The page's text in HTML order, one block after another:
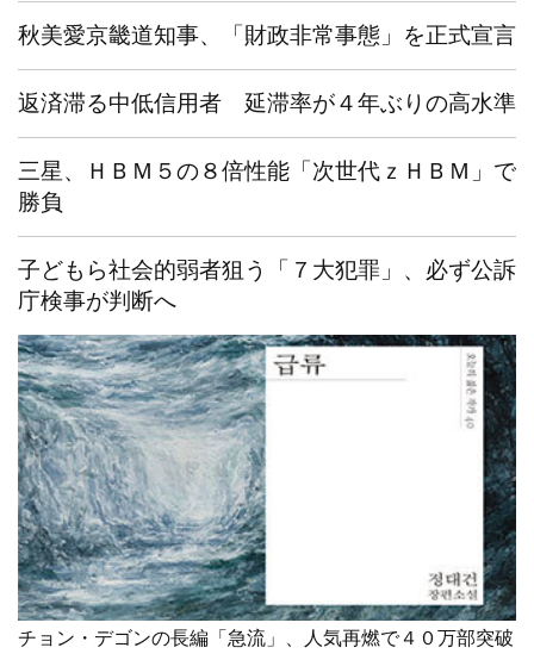
秋美愛京畿道知事、「財政非常事態」を正式宣言
返済滞る中低信用者 延滞率が４年ぶりの高水準
三星、ＨＢＭ５の８倍性能「次世代ｚＨＢＭ」で
勝負
子どもら社会的弱者狙う「７大犯罪」、必ず公訴
庁検事が判断へ
チョン・デゴンの長編「急流」、人気再燃で４０万部突破